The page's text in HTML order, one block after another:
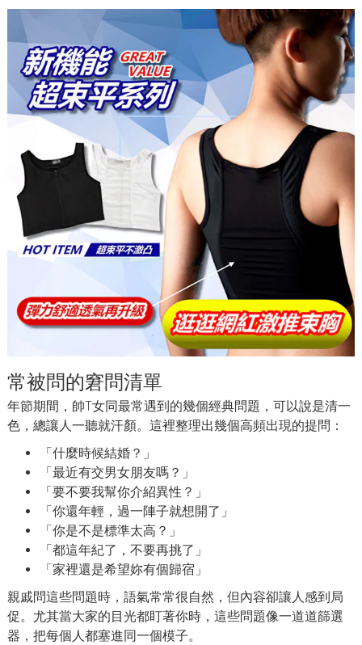
常被問的窘問清單
年節期間，帥T女同最常遇到的幾個經典問題，可以說是清一
色，總讓人一聽就汗顏。這裡整理出幾個高頻出現的提問：
「什麼時候結婚？」
「最近有交男女朋友嗎？」
「要不要我幫你介紹異性？」
「你還年輕，過一陣子就想開了」
「你是不是標準太高？」
「都這年紀了，不要再挑了」
「家裡還是希望妳有個歸宿」
親戚問這些問題時，語氣常常很自然，但內容卻讓人感到局
促。尤其當大家的目光都盯著你時，這些問題像一道道篩選
器，把每個人都塞進同一個模子。